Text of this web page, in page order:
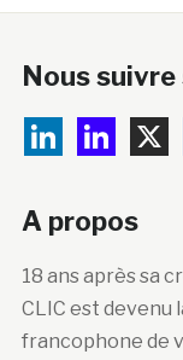
Nous
A propos
18 ans après sa
CLIC est devenu
francophone de